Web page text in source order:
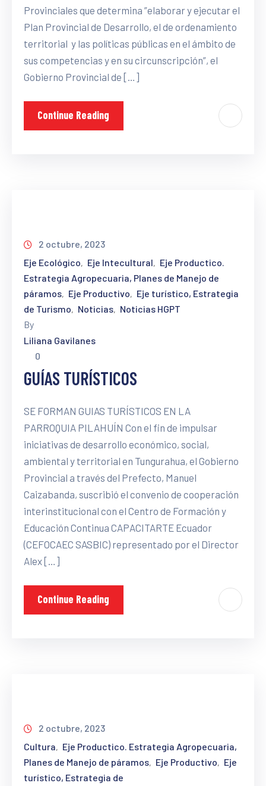
Provinciales que determina ”elaborar y ejecutar el
Plan Provincial de Desarrollo, el de ordenamiento
territorial y las políticas públicas en el ámbito de
sus competencias y en su circunscripción”, el
Gobierno Provincial de […]
Continue Reading
2 octubre, 2023
Eje Ecológico‚ Eje Intecultural‚ Eje Productico.
Estrategia Agropecuaria, Planes de Manejo de
páramos‚ Eje Productivo‚ Eje turístico, Estrategia
de Turismo‚ Noticias‚ Noticias HGPT
By
Liliana Gavilanes
0
GUÍAS TURÍSTICOS
SE FORMAN GUIAS TURÍSTICOS EN LA
PARROQUIA PILAHUÍN Con el fin de impulsar
iniciativas de desarrollo económico, social,
ambiental y territorial en Tungurahua, el Gobierno
Provincial a través del Prefecto, Manuel
Caizabanda, suscribió el convenio de cooperación
interinstitucional con el Centro de Formación y
Educación Continua CAPACITARTE Ecuador
(CEFOCAEC SASBIC) representado por el Director
Alex […]
Continue Reading
2 octubre, 2023
Cultura‚ Eje Productico. Estrategia Agropecuaria,
Planes de Manejo de páramos‚ Eje Productivo‚ Eje
turístico, Estrategia de